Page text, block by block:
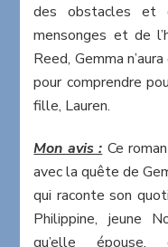
des obstacles et
mensonges et de
Reed, Gemma
pour comprendre
fille, Lauren.
Mon avis : Ce
avec la quête de
qui raconte son
Philippine, jeune
qu’elle